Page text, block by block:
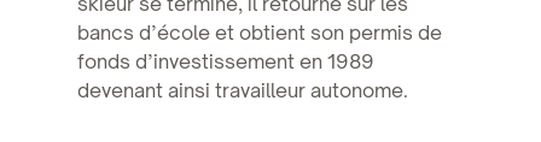
bancs d’école et obtient son permis de
fonds d’investissement en 1989
devenant ainsi travailleur autonome.